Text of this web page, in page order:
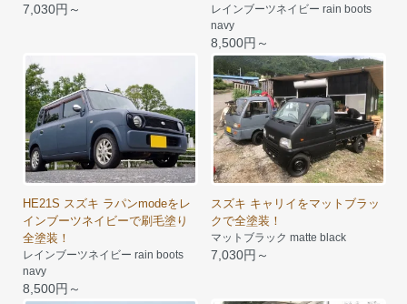
7,030円～
レインブーツネイビー rain boots
navy
8,500円～
HE21S スズキ ラパンmodeをレ
インブーツネイビーで刷毛塗り
全塗装！
レインブーツネイビー rain boots
navy
8,500円～
スズキ キャリイをマットブラッ
クで全塗装！
マットブラック matte black
7,030円～